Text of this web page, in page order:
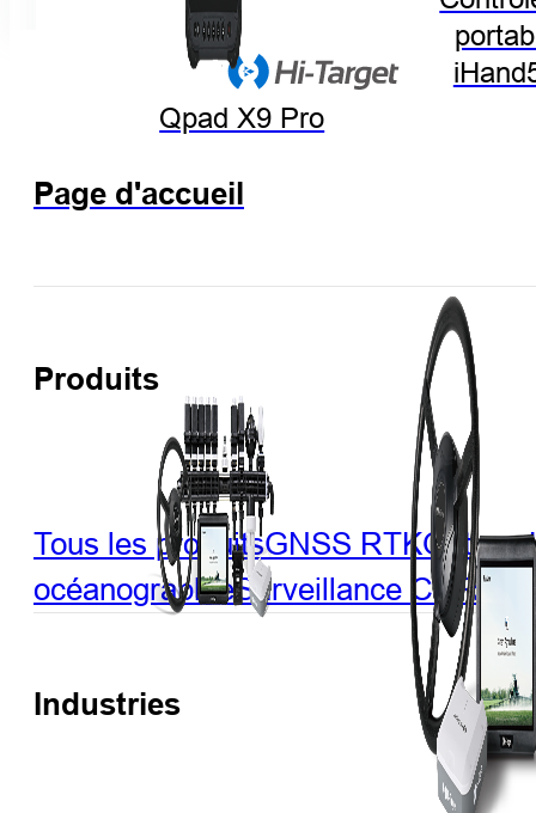
Qpad X9 Pro
Page d'accueil
Produits
Tous les produitsGNSS RTKOptique
océanographieSurveillance CORS
Industries